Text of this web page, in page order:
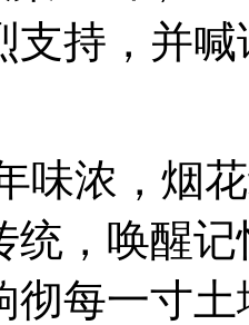
支持，并
味浓，烟
统，唤醒
彻每一寸